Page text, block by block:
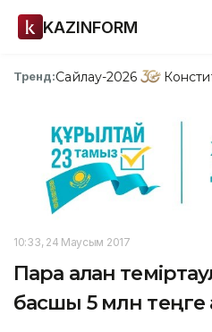
KAZINFORM
Тренд:Сайлау-2026
10:33, 24 Маусым 2017
Пара алған
басшы 5 млн теңге